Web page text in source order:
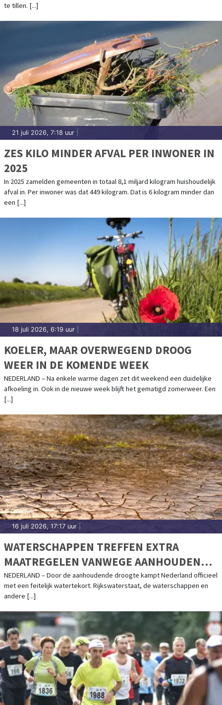
te tillen. [...]
21 juli 2026, 7:18 uur
ZES KILO MINDER AFVAL PER INWONER IN
2025
In 2025 zamelden gemeenten in totaal 8,1 miljard kilogram huishoudelijk
afval in. Per inwoner was dat 449 kilogram. Dat is 6 kilogram minder dan
een [...]
18 juli 2026, 6:19 uur
KOELER, MAAR OVERWEGEND DROOG
WEER IN DE KOMENDE WEEK
NEDERLAND – Na enkele warme dagen zet dit weekend een duidelijke
afkoeling in. Ook in de nieuwe week blijft het gematigd zomerweer. Een
[...]
16 juli 2026, 17:17 uur
WATERSCHAPPEN TREFFEN EXTRA
MAATREGELEN VANWEGE AANHOUDENDE
DROOGTE
NEDERLAND – Door de aanhoudende droogte kampt Nederland officieel
met een feitelijk watertekort. Rijkswaterstaat, de waterschappen en
andere [...]